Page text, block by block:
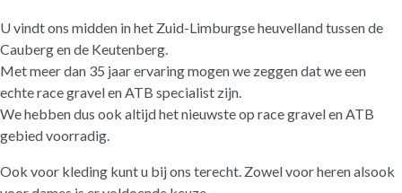
U vindt ons midden in het Zuid-Limburgse heuvelland tussen de
Cauberg en de Keutenberg.
Met meer dan 35 jaar ervaring mogen we zeggen dat we een
echte race gravel en ATB specialist zijn.
We hebben dus ook altijd het nieuwste op race gravel en ATB
gebied voorradig.
Ook voor kleding kunt u bij ons terecht. Zowel voor heren alsook